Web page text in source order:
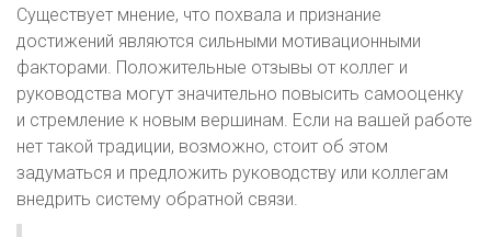
Существует мнение, что похвала и признание
достижений являются сильными мотивационными
факторами. Положительные отзывы от коллег и
руководства могут значительно повысить самооценку
и стремление к новым вершинам. Если на вашей работе
нет такой традиции, возможно, стоит об этом
задуматься и предложить руководству или коллегам
внедрить систему обратной связи.